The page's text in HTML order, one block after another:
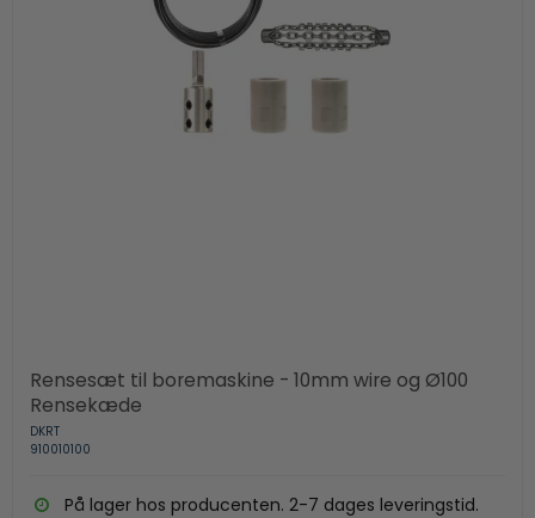
Rensesæt til boremaskine - 10mm wire og Ø100
Rensekæde
DKRT
910010100
På lager hos producenten. 2-7 dages leveringstid.